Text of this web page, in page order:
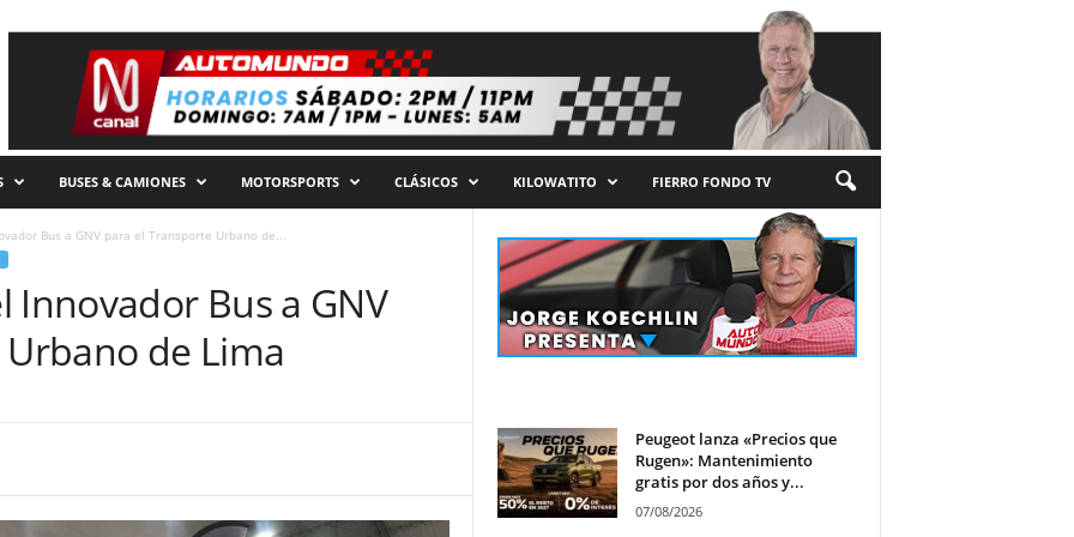
BUSES & CAMIONES MOTORSPORTS CLÁSICOS KILOWATITO FIERRO FONDO TV
Bus a GNV para el Transporte Urbano de...
Innovador Bus a GNV
de Lima
Peugeot lanza «Precios que
Rugen»: Mantenimiento
gratis por dos años y...
07/08/2026